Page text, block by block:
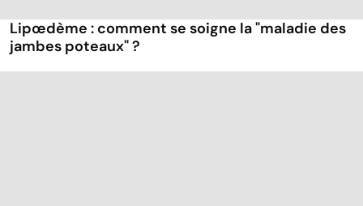
Lipœdème : comment se soigne la "maladie des
jambes poteaux" ?